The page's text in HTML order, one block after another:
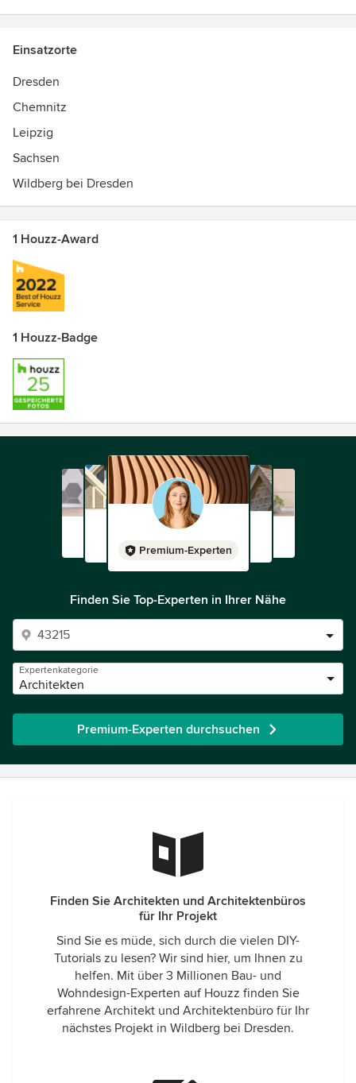
Einsatzorte
Dresden
Chemnitz
Leipzig
Sachsen
Wildberg bei Dresden
1 Houzz-Award
1 Houzz-Badge
Premium-Experten
Finden Sie Top-Experten in Ihrer Nähe
Expertenkategorie
Architekten
Premium-Experten durchsuchen
Finden Sie Architekten und Architektenbüros
für Ihr Projekt
Sind Sie es müde, sich durch die vielen DIY-
Tutorials zu lesen? Wir sind hier, um Ihnen zu
helfen. Mit über 3 Millionen Bau- und
Wohndesign-Experten auf Houzz finden Sie
erfahrene Architekt und Architektenbüro für Ihr
nächstes Projekt in Wildberg bei Dresden.